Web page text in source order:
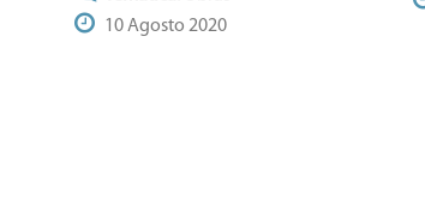
10 Agosto 2020